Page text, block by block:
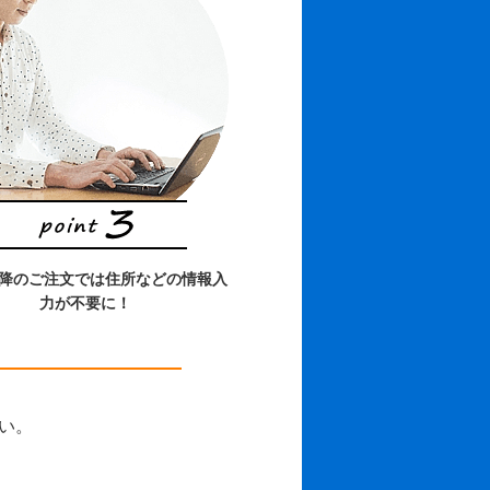
のご注文では住所などの情報入
力が不要に！
。